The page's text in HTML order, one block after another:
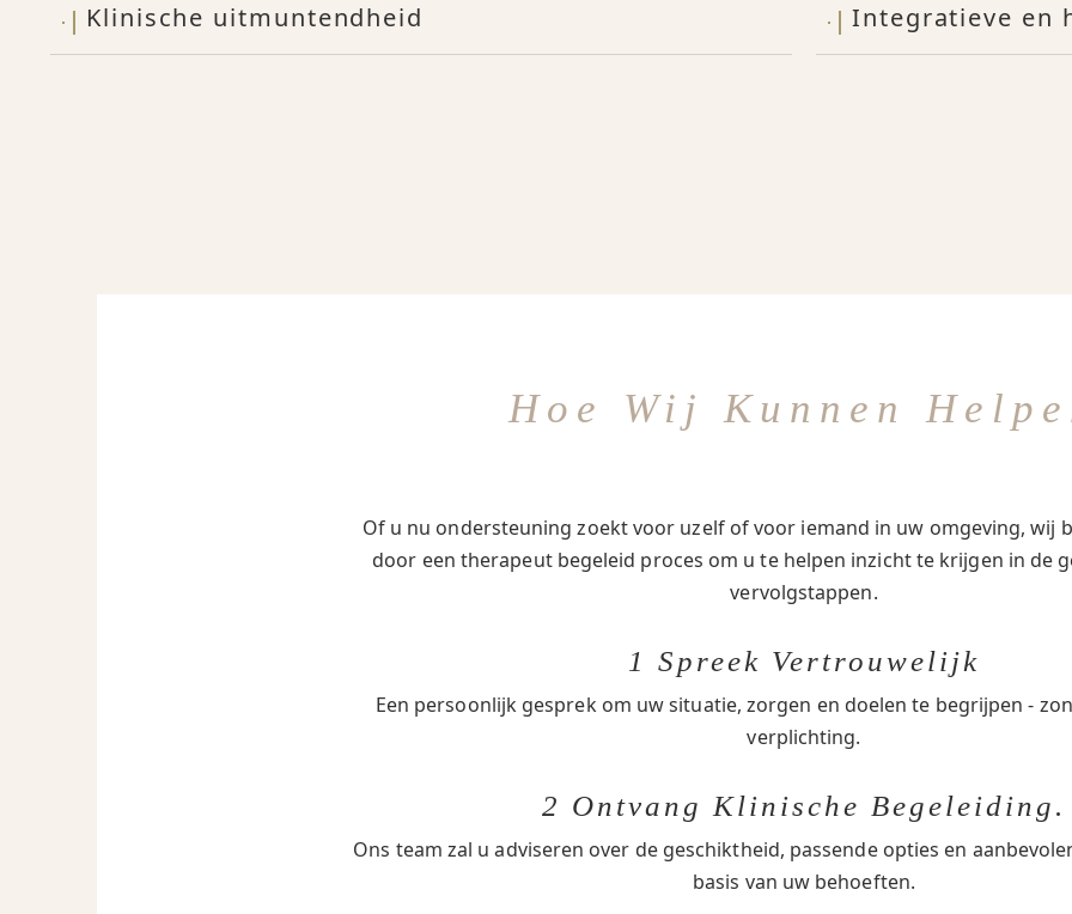
Klinische uitmuntendheid Integratieve en
Hoe Wij Kunnen
Of u nu ondersteuning zoekt voor uzelf of voor iemand in uw omgeving, wij
door een therapeut begeleid proces om u te helpen inzicht te krijgen in de
vervolgstappen.
1 Spreek Vertrouwelijk
Een persoonlijk gesprek om uw situatie, zorgen en doelen te begrijpen -
verplichting.
2 Ontvang Klinische Begeleiding.
Ons team zal u adviseren over de geschiktheid, passende opties en
basis van uw behoeften.